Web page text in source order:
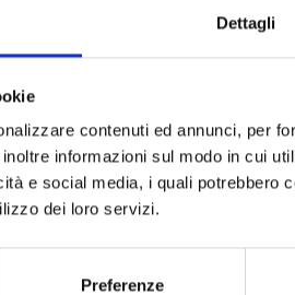
Dettagli
contenuti ed annunci, per
informazioni sul modo in cui
e social media, i quali potrebbero
dei loro servizi.
Preferenze